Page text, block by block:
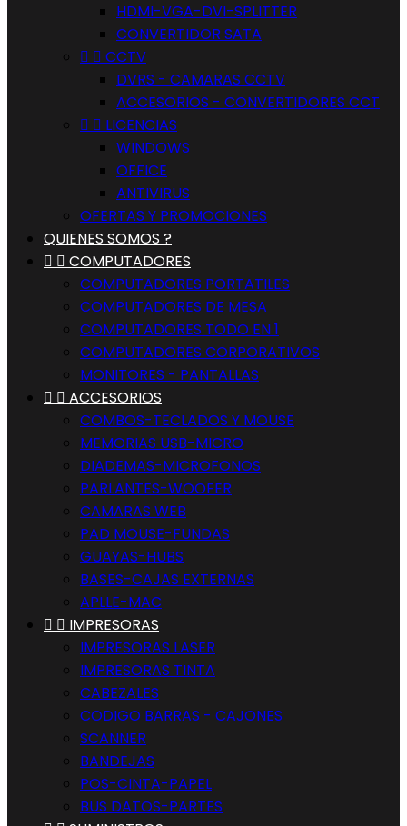
HDMI-VGA-DVI-SPLITTER
CONVERTIDOR SATA
  CCTV
DVRS - CAMARAS CCTV
ACCESORIOS - CONVERTIDORES CCT
  LICENCIAS
WINDOWS
OFFICE
ANTIVIRUS
OFERTAS Y PROMOCIONES
QUIENES SOMOS ?
  COMPUTADORES
COMPUTADORES PORTATILES
COMPUTADORES DE MESA
COMPUTADORES TODO EN 1
COMPUTADORES CORPORATIVOS
MONITORES - PANTALLAS
  ACCESORIOS
COMBOS-TECLADOS Y MOUSE
MEMORIAS USB-MICRO
DIADEMAS-MICROFONOS
PARLANTES-WOOFER
CAMARAS WEB
PAD MOUSE-FUNDAS
GUAYAS-HUBS
BASES-CAJAS EXTERNAS
APLLE-MAC
  IMPRESORAS
IMPRESORAS LASER
IMPRESORAS TINTA
CABEZALES
CODIGO BARRAS - CAJONES
SCANNER
BANDEJAS
POS-CINTA-PAPEL
BUS DATOS-PARTES